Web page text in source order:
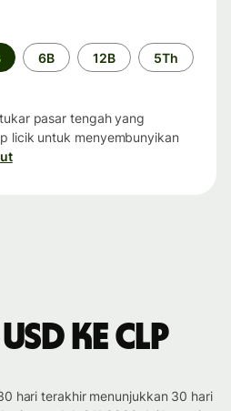
6B 12B 5Th
pasar tengah yang
licik untuk menyembunyikan
ke CLP
hari terakhir menunjukkan 30 hari